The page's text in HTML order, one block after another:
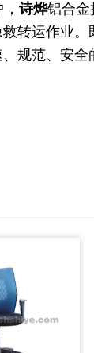
诗烨铝合金
转运作业
规范、安